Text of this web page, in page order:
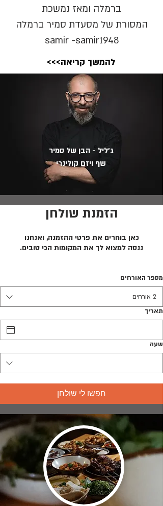
ברמלה ומאז נמשכת
המסורת של מסעדת סמיר ברמלה
samir -samir1948
<<<להמשך קריאה
ג'ליל - הבן של סמיר
שף ויזם קולינרי
הזמנת שולחן
כאן בוחרים את פרטי ההזמנה, ואנחנו
ננסה למצוא לך את המקומות הכי טובים.
מספר האורחים
2 אורחים
תאריך
שעה
חפשו לי שולחן